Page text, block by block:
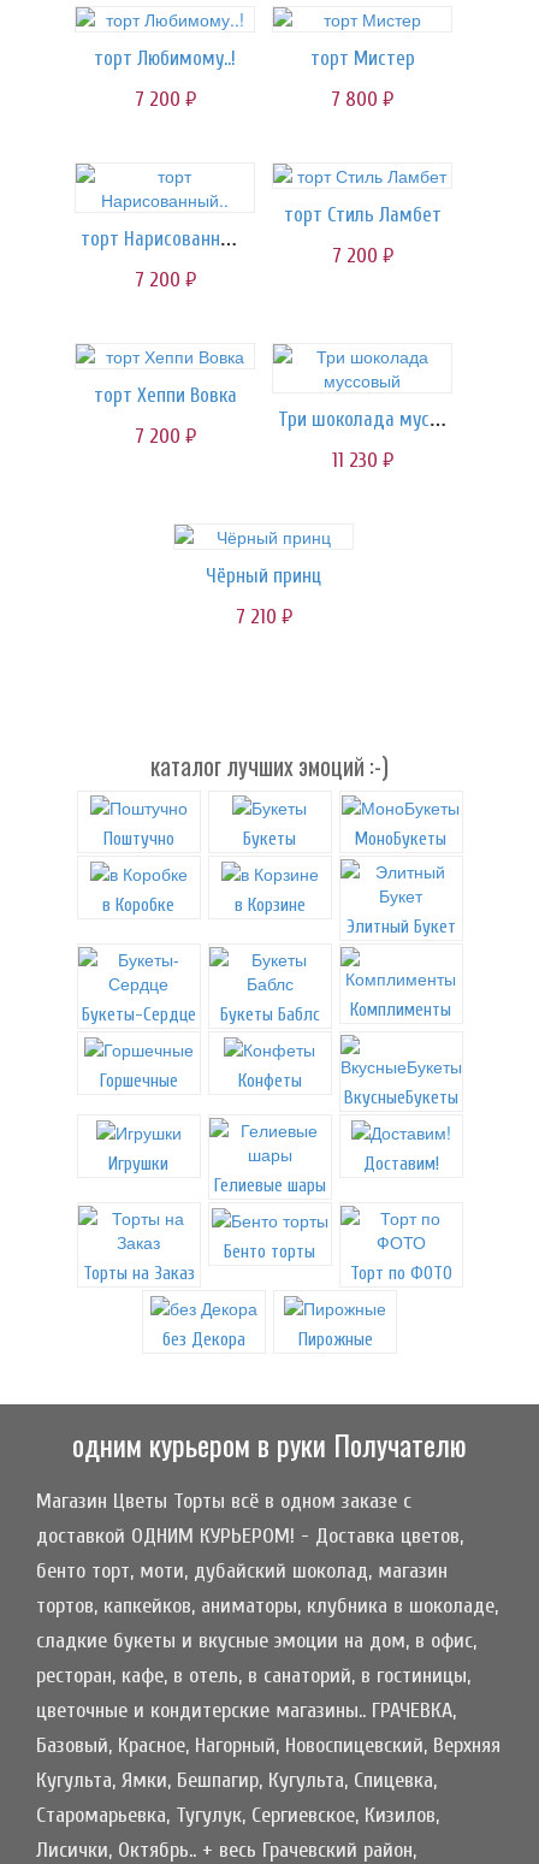
торт Любимому..!
7 200 руб.
торт Мистер
7 800 руб.
торт Нарисованный..
7 200 руб.
торт Стиль Ламбет
7 200 руб.
торт Хеппи Вовка
7 200 руб.
Три шоколада муссовый
11 230 руб.
Чёрный принц
7 210 руб.
каталог лучших эмоций :-)
Поштучно Букеты МоноБукеты
в Коробке
в Корзине
Элитный Букет
Букеты-Сердце Букеты Баблс Комплименты
Горшечные
Конфеты
ВкусныеБукеты
Игрушки
Гелиевые шары
Доставим!
Торты на Заказ
Бенто торты
Торт по ФОТО
без Декора Пирожные
одним курьером в руки Получателю
Магазин Цветы Торты всё в одном заказе с
доставкой ОДНИМ КУРЬЕРОМ! - Доставка цветов,
бенто торт, моти, дубайский шоколад, магазин
тортов, капкейков, аниматоры, клубника в шоколаде,
сладкие букеты и вкусные эмоции на дом, в офис,
ресторан, кафе, в отель, в санаторий, в гостиницы,
цветочные и кондитерские магазины.. ГРАЧЕВКА,
Базовый, Красное, Нагорный, Новоспицевский, Верхняя
Кугульта, Ямки, Бешпагир, Кугульта, Спицевка,
Старомарьевка, Тугулук, Сергиевское, Кизилов,
Лисички, Октябрь.. + весь Грачевский район,